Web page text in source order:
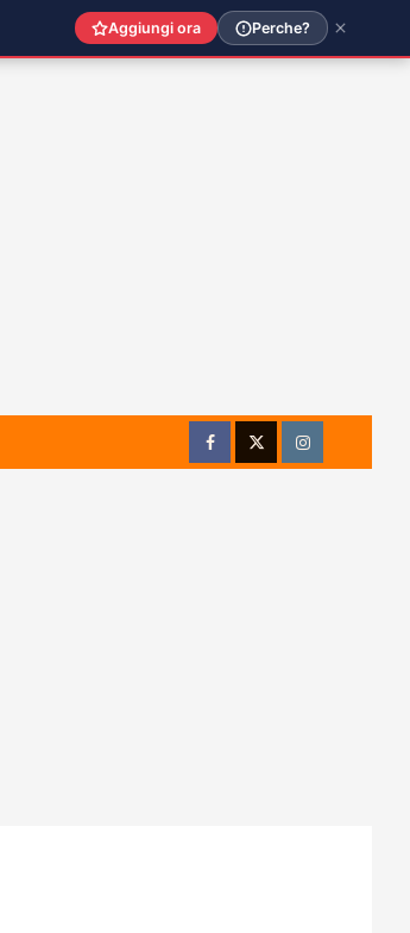
FacebookTwitterInstagram
Aggiungi ora Perche?